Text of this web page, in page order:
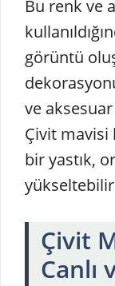
Bu renk ve
görüntü
ve
Çivit mavisi
bir yastık,
Çivit
Canlı